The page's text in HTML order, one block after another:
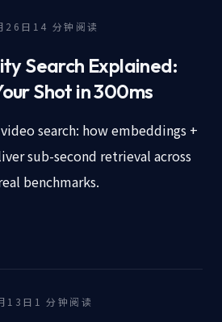
26日 14 分钟阅读
Search Explained:
Shot in 300ms
search: how embeddings +
sub-second retrieval across
benchmarks.
13日 1 分钟阅读